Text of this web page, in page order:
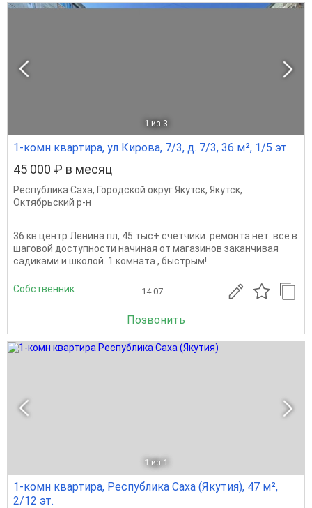
1 из 3
1-комн квартира, ул Кирова, 7/3, д. 7/3, 36 м², 1/5 эт.
45 000 ₽ в месяц
Республика Саха, Городской округ Якутск, Якутск,
Октябрьский р-н
36 кв центр Ленина пл, 45 тыс+ счетчики. ремонта нет. все в
шаговой доступности начиная от магазинов заканчивая
садиками и школой. 1 комната , быстрым!
Собственник 14.07
Позвонить
1 из 1
1-комн квартира, Республика Саха (Якутия), 47 м²,
2/12 эт.